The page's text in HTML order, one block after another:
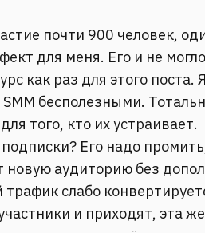
почти 900 человек,
для меня. Его и не
как раз для этого поста.
SMM бесполезными.
того, кто их устраивает.
Его надо
новую аудиторию без
слабо
и приходят, эта